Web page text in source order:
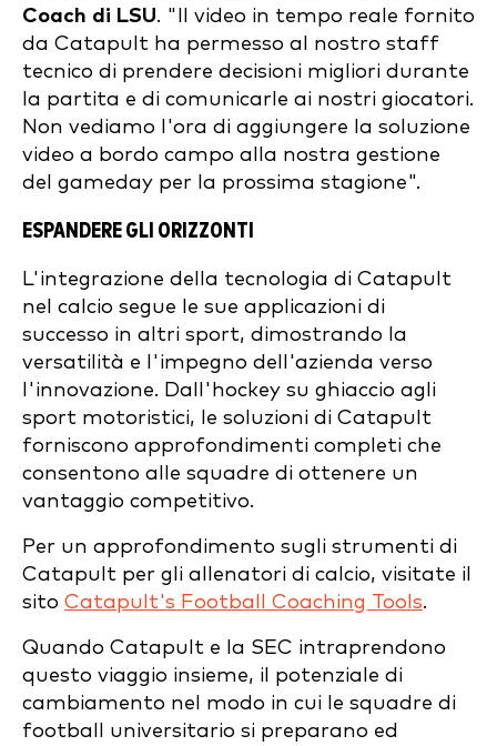
Coach di LSU. "Il video in tempo reale fornito
da Catapult ha permesso al nostro staff
tecnico di prendere decisioni migliori durante
la partita e di comunicarle ai nostri giocatori.
Non vediamo l'ora di aggiungere la soluzione
video a bordo campo alla nostra gestione
del gameday per la prossima stagione".
ESPANDERE GLI ORIZZONTI
L'integrazione della tecnologia di Catapult
nel calcio segue le sue applicazioni di
successo in altri sport, dimostrando la
versatilità e l'impegno dell'azienda verso
l'innovazione. Dall'hockey su ghiaccio agli
sport motoristici, le soluzioni di Catapult
forniscono approfondimenti completi che
consentono alle squadre di ottenere un
vantaggio competitivo.
Per un approfondimento sugli strumenti di
Catapult per gli allenatori di calcio, visitate il
sito Catapult's Football Coaching Tools.
Quando Catapult e la SEC intraprendono
questo viaggio insieme, il potenziale di
cambiamento nel modo in cui le squadre di
football universitario si preparano ed